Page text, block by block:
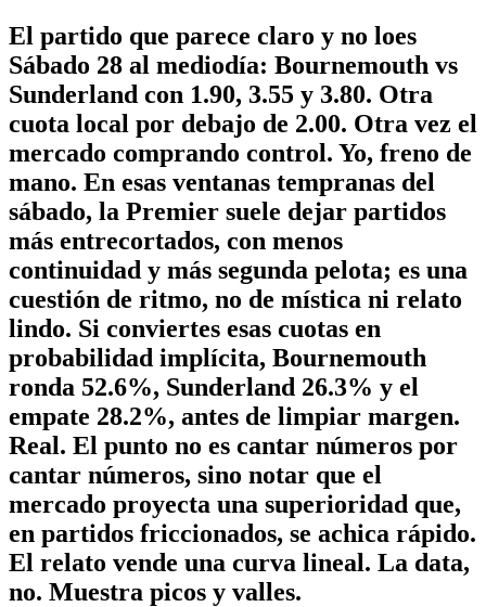
El partido que parece claro y no loes
Sábado 28 al mediodía: Bournemouth vs
Sunderland con 1.90, 3.55 y 3.80. Otra
cuota local por debajo de 2.00. Otra vez el
mercado comprando control. Yo, freno de
mano. En esas ventanas tempranas del
sábado, la Premier suele dejar partidos
más entrecortados, con menos
continuidad y más segunda pelota; es una
cuestión de ritmo, no de mística ni relato
lindo. Si conviertes esas cuotas en
probabilidad implícita, Bournemouth
ronda 52.6%, Sunderland 26.3% y el
empate 28.2%, antes de limpiar margen.
Real. El punto no es cantar números por
cantar números, sino notar que el
mercado proyecta una superioridad que,
en partidos friccionados, se achica rápido.
El relato vende una curva lineal. La data,
no. Muestra picos y valles.